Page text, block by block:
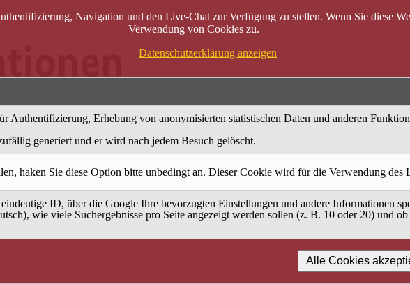
Navigation und den Live-Chat zur Verfügung zu stellen. Wenn Sie diese
Verwendung von Cookies zu.
Datenschutzerklärung anzeigen
Authentifizierung, Erhebung von anonymisierten statistischen Daten und anderen
generiert und er wird nach jedem Besuch gelöscht.
haken Sie diese Option bitte unbedingt an. Dieser Cookie wird für die Verwendung des
ID, über die Google Ihre bevorzugten Einstellungen und andere Informationen
wie viele Suchergebnisse pro Seite angezeigt werden sollen (z. B. 10 oder 20) und
Alle Cookies